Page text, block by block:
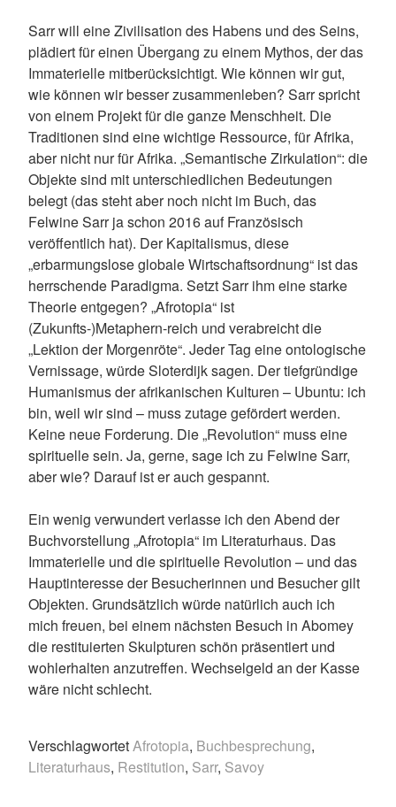
Sarr will eine Zivilisation des Habens und des Seins,
plädiert für einen Übergang zu einem Mythos, der das
Immaterielle mitberücksichtigt. Wie können wir gut,
wie können wir besser zusammenleben? Sarr spricht
von einem Projekt für die ganze Menschheit. Die
Traditionen sind eine wichtige Ressource, für Afrika,
aber nicht nur für Afrika. „Semantische Zirkulation“: die
Objekte sind mit unterschiedlichen Bedeutungen
belegt (das steht aber noch nicht im Buch, das
Felwine Sarr ja schon 2016 auf Französisch
veröffentlich hat). Der Kapitalismus, diese
„erbarmungslose globale Wirtschaftsordnung“ ist das
herrschende Paradigma. Setzt Sarr ihm eine starke
Theorie entgegen? „Afrotopia“ ist
(Zukunfts-)Metaphern-reich und verabreicht die
„Lektion der Morgenröte“. Jeder Tag eine ontologische
Vernissage, würde Sloterdijk sagen. Der tiefgründige
Humanismus der afrikanischen Kulturen – Ubuntu: ich
bin, weil wir sind – muss zutage gefördert werden.
Keine neue Forderung. Die „Revolution“ muss eine
spirituelle sein. Ja, gerne, sage ich zu Felwine Sarr,
aber wie? Darauf ist er auch gespannt.
Ein wenig verwundert verlasse ich den Abend der
Buchvorstellung „Afrotopia“ im Literaturhaus. Das
Immaterielle und die spirituelle Revolution – und das
Hauptinteresse der Besucherinnen und Besucher gilt
Objekten. Grundsätzlich würde natürlich auch ich
mich freuen, bei einem nächsten Besuch in Abomey
die restituierten Skulpturen schön präsentiert und
wohlerhalten anzutreffen. Wechselgeld an der Kasse
wäre nicht schlecht.
VerschlagwortetAfrotopia, Buchbesprechung,
Literaturhaus, Restitution, Sarr, Savoy